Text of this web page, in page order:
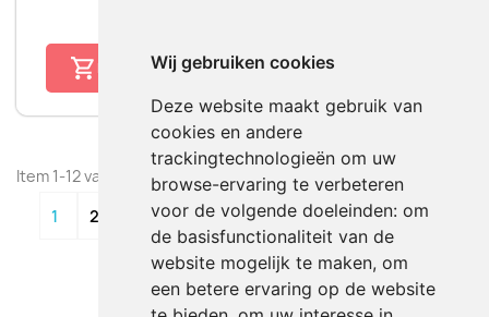
Wij gebruiken cookies
Deze website maakt gebruik van
cookies en andere
trackingtechnologieën om uw
browse-ervaring te verbeteren
voor de volgende doeleinden: om
de basisfunctionaliteit van de
website mogelijk te maken, om
een betere ervaring op de website
BESTELLEN
Item 1-12 van 57 in totaal item(s)
1
2 … 5 
Terug naar boven